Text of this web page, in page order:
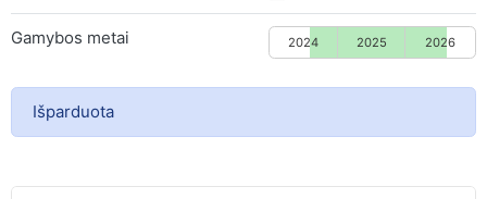
Gamybos metai 2024 2025 2026
Išparduota